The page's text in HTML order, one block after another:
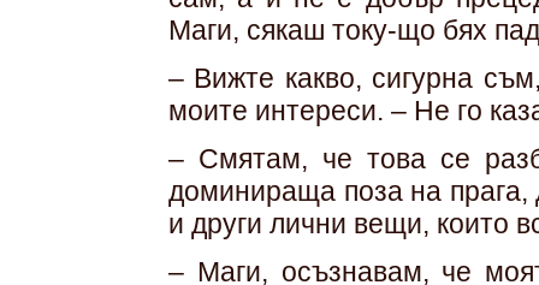
Маги, сякаш току-що бях
– Вижте какво, сигурна
моите интереси. – Не го
– Смятам, че това се
доминираща поза на прага,
и други лични вещи, които
– Маги, осъзнавам, че